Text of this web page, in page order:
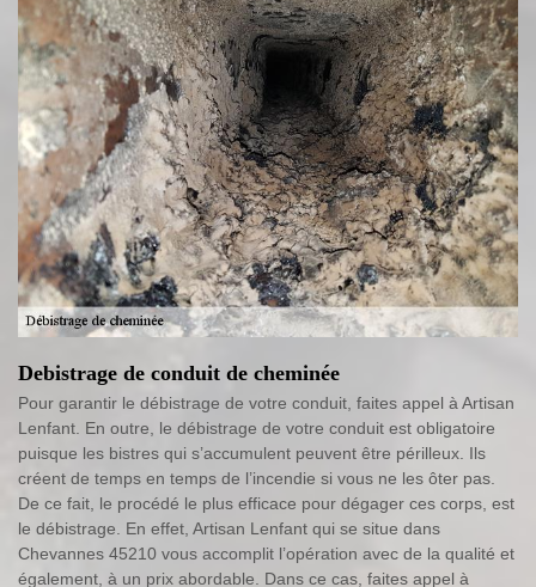
Debistrage de conduit de cheminée
Pour garantir le débistrage de votre conduit, faites appel à Artisan
Lenfant. En outre, le débistrage de votre conduit est obligatoire
puisque les bistres qui s’accumulent peuvent être périlleux. Ils
créent de temps en temps de l’incendie si vous ne les ôter pas.
De ce fait, le procédé le plus efficace pour dégager ces corps, est
le débistrage. En effet, Artisan Lenfant qui se situe dans
Chevannes 45210 vous accomplit l’opération avec de la qualité et
également, à un prix abordable. Dans ce cas, faites appel à